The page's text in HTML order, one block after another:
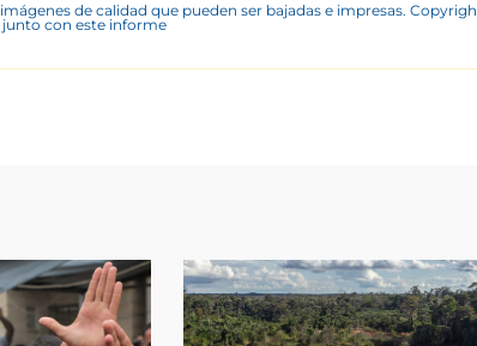
de calidad que pueden ser bajadas e impresas.
junto con este informe